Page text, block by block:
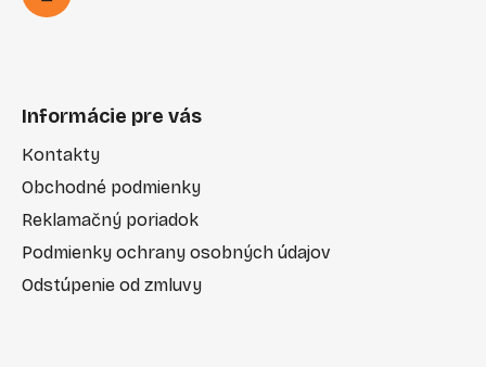
Informácie pre vás
Kontakty
Obchodné podmienky
Reklamačný poriadok
Podmienky ochrany osobných údajov
Odstúpenie od zmluvy